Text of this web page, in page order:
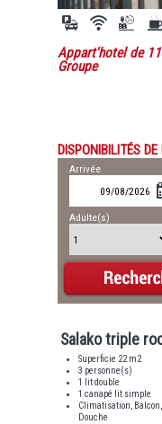
Appart'hotel de
Groupe
DISPONIBILITÉS
Arrivée
Adulte(s)
Salako triple
Superficie 22 m2
3 personne(s)
1 lit double
1 canapé lit simple
Climatisation, Balcon,
Douche